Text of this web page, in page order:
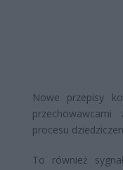
Nowe przepisy
procesu
To również